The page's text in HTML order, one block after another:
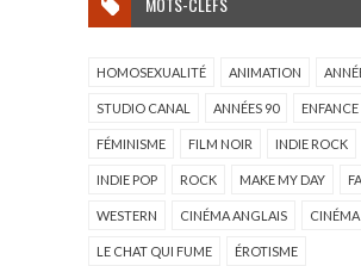
HOMOSEXUALITÉ ANIMATION
STUDIO CANAL ANNÉES 90 ENFANCE
FÉMINISME FILM NOIR INDIE ROCK
INDIE POP ROCK MAKE MY DAY
WESTERN CINÉMA ANGLAIS CINÉMA
LE CHAT QUI FUME ÉROTISME